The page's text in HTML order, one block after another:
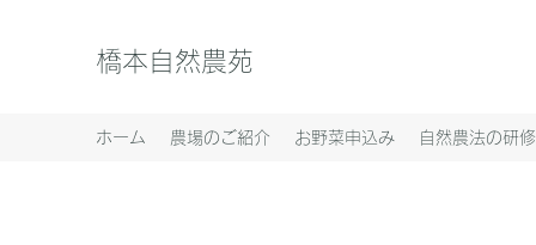
橋本自然農苑
ホーム 農場のご紹介 お野菜申込み 自然農法の研修